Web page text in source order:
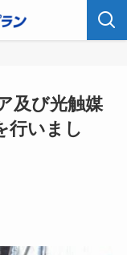
及び光触媒
行いまし